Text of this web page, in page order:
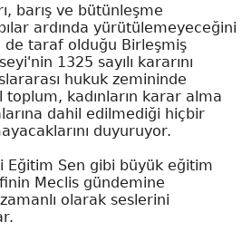
barış ve bütünleşme
ardında yürütülemeyeceğini
de taraf olduğu Birleşmiş
1325 sayılı kararını
hukuk zemininde
kadınların karar alma
dahil edilmediği hiçbir
duyuruyor.
Eğitim Sen gibi büyük eğitim
Meclis gündemine
olarak seslerini